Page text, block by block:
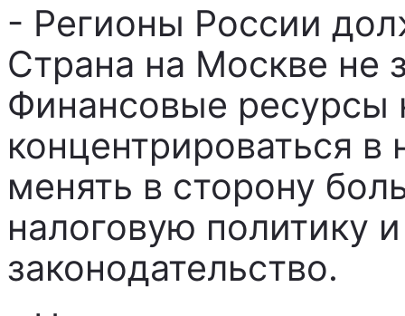
- Регионы России
Страна на Москве не
Финансовые
концентрироваться в
менять в сторону
налоговую политику
законодательство.